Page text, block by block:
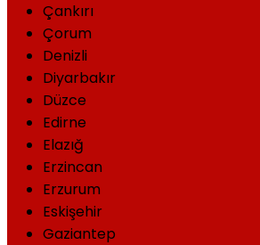
Çankırı
Çorum
Denizli
Diyarbakır
Düzce
Edirne
Elazığ
Erzincan
Erzurum
Eskişehir
Gaziantep